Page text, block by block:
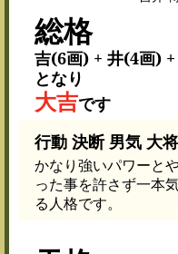
総格
吉(6画) + 井(4画)
となり
大吉です
行動 決断 男気 大
かなり強いパワーと
った事を許さず一本
る人格です。